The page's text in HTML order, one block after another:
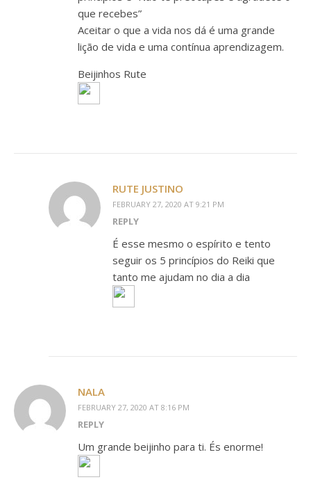
que recebes”
Aceitar o que a vida nos dá é uma grande
lição de vida e uma contínua aprendizagem.
Beijinhos Rute
RUTE JUSTINO
FEBRUARY 27, 2020 AT 9:21 PM
REPLY
É esse mesmo o espírito e tento
seguir os 5 princípios do Reiki que
tanto me ajudam no dia a dia
NALA
FEBRUARY 27, 2020 AT 8:16 PM
REPLY
Um grande beijinho para ti. És enorme!